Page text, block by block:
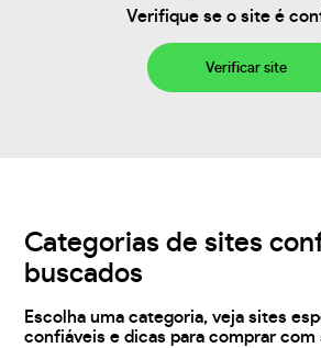
Verifique se o site é
Verificar site
Categorias de sites
buscados
Escolha uma categoria, veja sites
confiáveis e dicas para comprar com